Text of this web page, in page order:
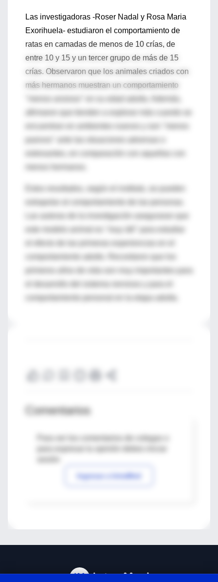
Las investigadoras -Roser Nadal y Rosa Maria
Exorihuela- estudiaron el comportamiento de
ratas en camadas de menos de 10 crías, de
entre 10 y 15 y un tercer grupo de más de 15
crías. Observaron que los animales criados con
más hermanos muestran un comportamiento
estresantes, en comparación con aquellas con
Estos resultados, según el instituto, se pueden
extrapolar al comportamiento de las personas.
Las autoras de la investigación aseguraran que
comportamiento adulto. Recordaron que los
primeros años de vida son muy importantes para
comportamiento personal en la etapa adulta.
Comentarios
Para ver los comentarios de colegas o
Ingresar a IntraMed